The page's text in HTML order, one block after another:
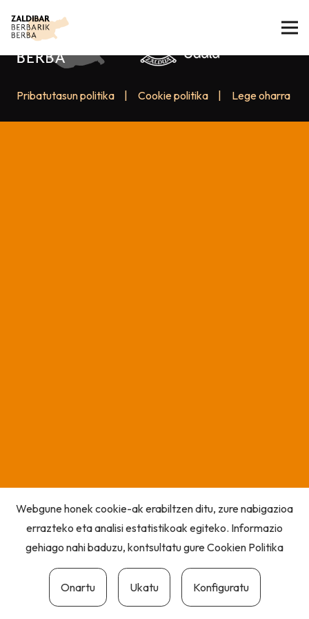
Pribatutasun politika Cookie politika Lege oharra
Webgune honek cookie-ak erabiltzen ditu, zure nabigazioa
errazteko eta analisi estatistikoak egiteko. Informazio
gehiago nahi baduzu, kontsultatu gureCookien Politika
Onartu Ukatu Konfiguratu